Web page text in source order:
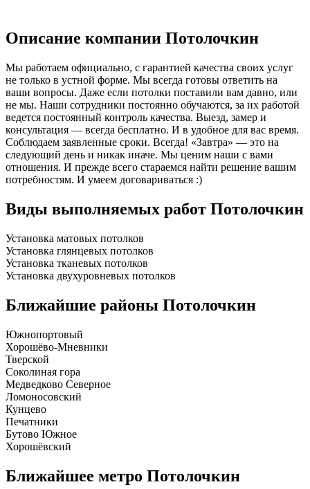
Описание компании Потолочкин
Мы работаем официально, с гарантией качества своих услуг
не только в устной форме. Мы всегда готовы ответить на
ваши вопросы. Даже если потолки поставили вам давно, или
не мы. Наши сотрудники постоянно обучаются, за их работой
ведется постоянный контроль качества. Выезд, замер и
консультация — всегда бесплатно. И в удобное для вас время.
Соблюдаем заявленные сроки. Всегда! «Завтра» — это на
следующий день и никак иначе. Мы ценим наши с вами
отношения. И прежде всего стараемся найти решение вашим
потребностям. И умеем договариваться :)
Виды выполняемых работ Потолочкин
Установка матовых потолков
Установка глянцевых потолков
Установка тканевых потолков
Установка двухуровневых потолков
Ближайшие районы Потолочкин
Южнопортовый
Хорошёво-Мневники
Тверской
Соколиная гора
Медведково Северное
Ломоносовский
Кунцево
Печатники
Бутово Южное
Хорошёвский
Ближайшее метро Потолочкин